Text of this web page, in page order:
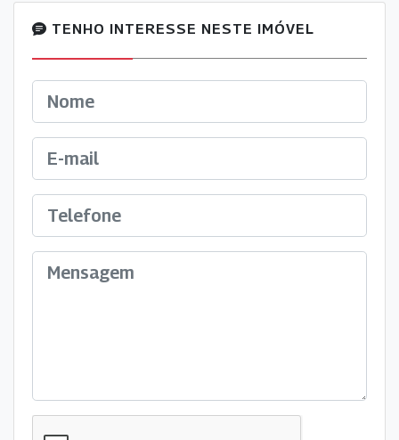
TENHO INTERESSE NESTE IMÓVEL